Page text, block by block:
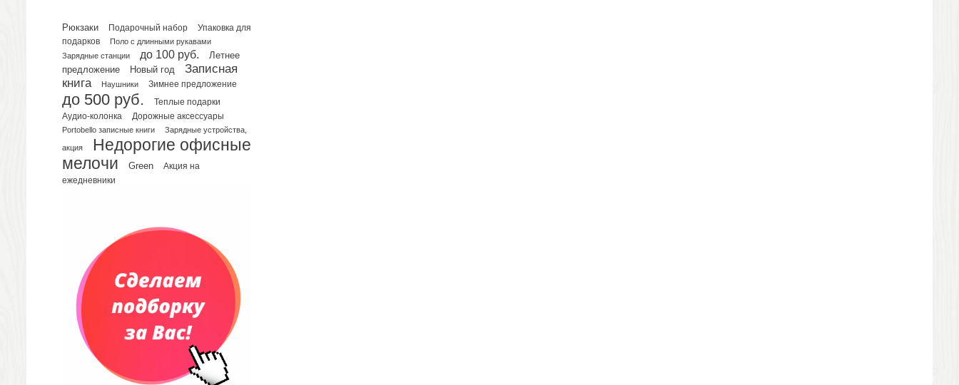
Планинги и телефонные книжки
Планинги датированные
Планинги недатированные
Телефонные книжки
Еженедельники
Органайзер на ежедневник
Сумки и Рюкзаки
Сумки для планшетов и ноутбуков
Рюкзаки
Несессеры и косметички
Сумки спортивные
Портфели
Чехлы для планшетов и ноутбуков
Сумка на пояс или шею
Аксессуары
Женские сумки
Уютный дом
Рюкзаки Подарочный набор
Упаковка для
подарков
Поло с длинными рукавами
Зарядные станции
до 100 руб.
Летнее
предложение
Новый год
Записная
книга
Наушники Зимнее предложение
до 500 руб.
Теплые подарки
Аудио-колонка
Дорожные аксессуары
Portobello записные книги
Зарядные устройства,
акция
Недорогие офисные
мелочи
Green
Акция на
ежедневники